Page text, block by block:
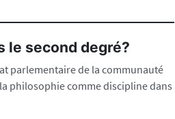
le second degré?
parlementaire de la communauté
philosophie comme discipline dans